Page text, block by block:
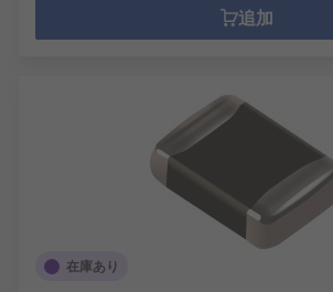
追加
在庫あり